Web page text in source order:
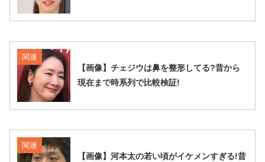
関連
【画像】チェジウは鼻を整形してる?昔から
現在まで時系列で比較検証!
関連
【画像】河本太の若い頃がイケメンすぎる!昔